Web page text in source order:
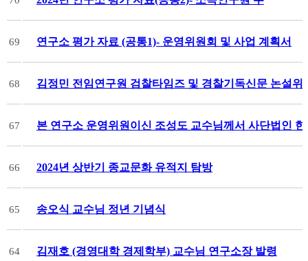
69 연구소 평가 자료 (공통1)- 운영위원회 및 사업 계획서
68 김정민 전임연구원 검찰타임즈 및 경찰기독신문 논설위
67 본 연구소 운영위원이신 조성도 교수님께서 사단법인
66 2024년 상반기 종교문화 유적지 탐방
65 송오식 교수님 정년 기념식
64 김재호 (경영대학 경제학부) 교수님 연구소장 발령